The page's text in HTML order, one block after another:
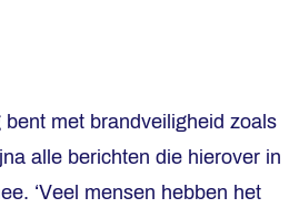
met brandveiligheid zoals
alle berichten die hierover in
‘Veel mensen hebben het